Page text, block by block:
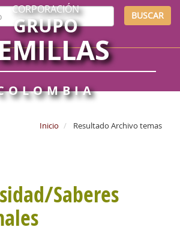
CORPORACIÓN
GRUPO BUSCAR
Inicio Resultado Archivo temas
Saberes